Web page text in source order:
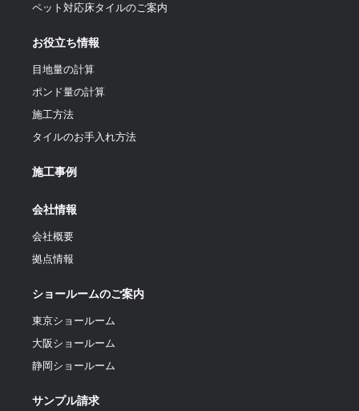
ペット対応床タイルのご案内
お役立ち情報
目地量の計算
ポンド量の計算
施工方法
タイルのお手入れ方法
施工事例
会社情報
会社概要
拠点情報
ショールームのご案内
東京ショールーム
大阪ショールーム
静岡ショールーム
サンプル請求